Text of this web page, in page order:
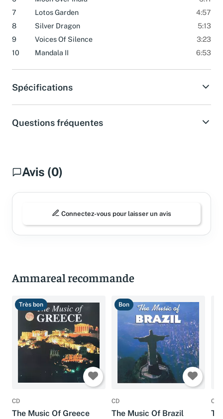
7
Lotos Garden
4:57
8
Silver Dragon
5:13
9
Voices Of Silence
3:23
10
Mandala II 6:53
Spécifications
Questions fréquentes
Avis (0)
Connectez-vous pour laisser un avis
Ammareal recommande
Très bon
CD
The Music Of Greece
Bon
CD
The Music Of Brazil
CD